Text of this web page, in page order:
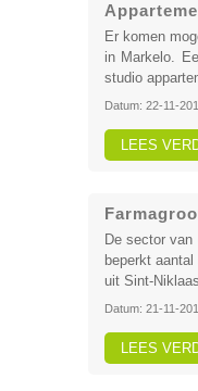
Er komen
in Markelo.
studio
Datum: 22-11-
LEES
De sector
beperkt
uit Sint-
Datum: 21-11-
LEES